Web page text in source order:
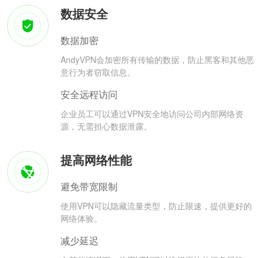
数据安全
数据加密
AndyVPN会加密所有传输的数据，防止黑客和其他恶
意行为者窃取信息。
安全远程访问
企业员工可以通过VPN安全地访问公司内部网络资
源，无需担心数据泄露。
提高网络性能
避免带宽限制
使用VPN可以隐藏流量类型，防止限速，提供更好的
网络体验。
减少延迟